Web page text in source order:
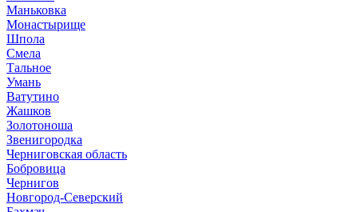
Маньковка
Монастырище
Шпола
Смела
Тальное
Умань
Ватутино
Жашков
Золотоноша
Звенигородка
Черниговская область
Бобровица
Чернигов
Новгород-Северский